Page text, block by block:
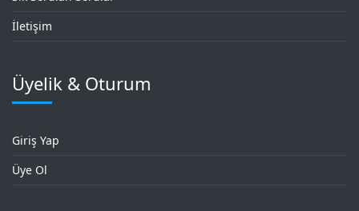
İletişim
Üyelik & Oturum
Giriş Yap
Üye Ol